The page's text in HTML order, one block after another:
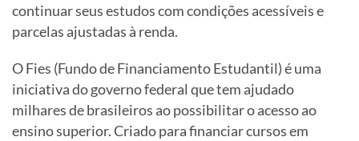
continuar seus estudos com condições acessíveis e
parcelas ajustadas à renda.
O Fies (Fundo de Financiamento Estudantil) é uma
iniciativa do governo federal que tem ajudado
milhares de brasileiros ao possibilitar o acesso ao
ensino superior. Criado para financiar cursos em